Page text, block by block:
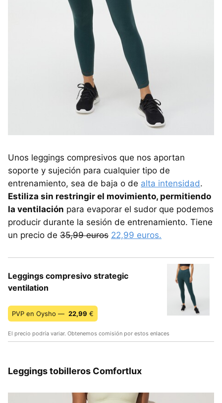
Unos leggings compresivos que nos aportan
soporte y sujeción para cualquier tipo de
entrenamiento, sea de baja o de alta intensidad.
Estiliza sin restringir el movimiento, permitiendo
la ventilación para evaporar el sudor que podemos
producir durante la sesión de entrenamiento. Tiene
un precio de 35,99 euros 22,99 euros.
Leggings compresivo strategic
ventilation
PVP en Oysho — 22,99 €
El precio podría variar. Obtenemos comisión por estos enlaces
Leggings tobilleros Comfortlux